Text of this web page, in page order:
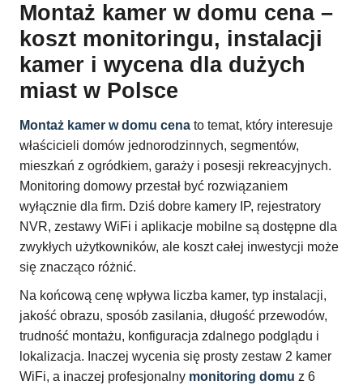
Montaż kamer w domu cena –
koszt monitoringu, instalacji
kamer i wycena dla dużych
miast w Polsce
Montaż kamer w domu cena to temat, który interesuje
właścicieli domów jednorodzinnych, segmentów,
mieszkań z ogródkiem, garaży i posesji rekreacyjnych.
Monitoring domowy przestał być rozwiązaniem
wyłącznie dla firm. Dziś dobre kamery IP, rejestratory
NVR, zestawy WiFi i aplikacje mobilne są dostępne dla
zwykłych użytkowników, ale koszt całej inwestycji może
się znacząco różnić.
Na końcową cenę wpływa liczba kamer, typ instalacji,
jakość obrazu, sposób zasilania, długość przewodów,
trudność montażu, konfiguracja zdalnego podglądu i
lokalizacja. Inaczej wycenia się prosty zestaw 2 kamer
WiFi, a inaczej profesjonalny monitoring domu z 6